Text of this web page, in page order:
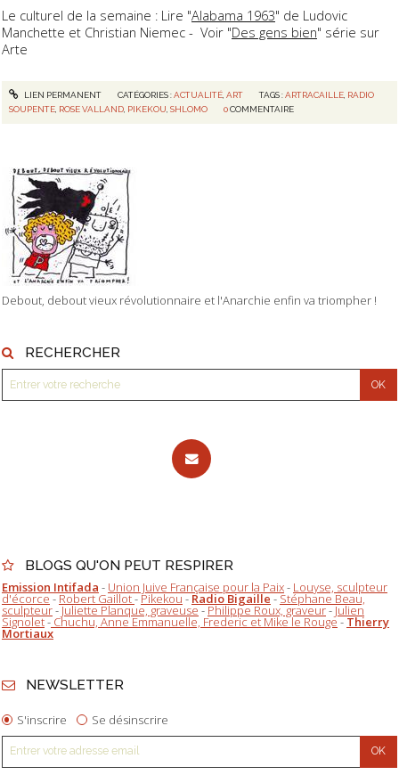
Debout, debout vieux révolutionnaire et l'Anarchie enfin va triompher !
RECHERCHER
BLOGS QU'ON PEUT RESPIRER
Emission Intifada - Union Juive Française pour la Paix- Louyse, sculpteur
d'écorce-Robert Gaillot-Pikekou-Radio Bigaille-Stéphane Beau,
sculpteur-Juliette Planque, graveuse-Philippe Roux, graveur-Julien
Signolet-Chuchu, Anne Emmanuelle, Frederic et Mike le Rouge-Thierry
Mortiaux
NEWSLETTER
S'inscrire Se désinscrire
Le culturel de la semaine : Lire "Alabama 1963" de Ludovic
Manchette et Christian Niemec - Voir "Des gens bien" série sur
Arte
LIEN PERMANENT CATÉGORIES :ACTUALITÉ, ART TAGS :ARTRACAILLE, RADIO
SOUPENTE, ROSE VALLAND, PIKEKOU,SHLOMO 0 COMMENTAIRE